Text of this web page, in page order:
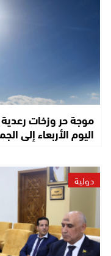
موجة حر وزخات
اليوم الأربعاء إلى
دولية